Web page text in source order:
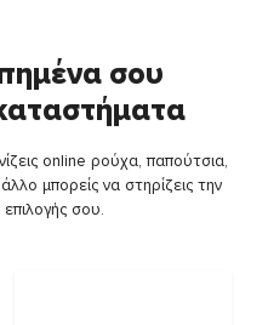
σου
online ρούχα, παπούτσια,
μπορείς να στηρίζεις την
σου.